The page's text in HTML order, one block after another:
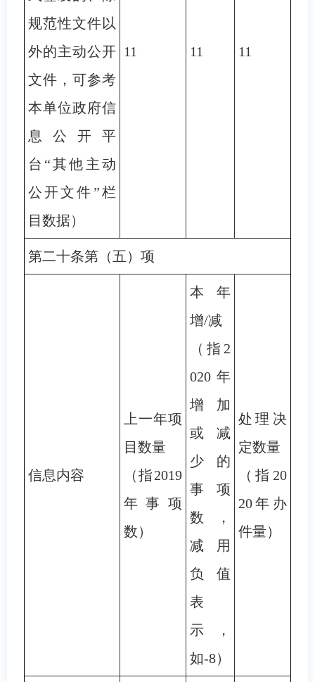
规范性文件以
外的主动公开
文件，可参考
本单位政府信
息公开平
台“其他主动
公开文件”栏
目数据）
11 11 11
第二十条第（五）项
信息内容
上一年项
目数量
（指2019
年事项
数）
本年
增/减
（指2
020年
增加
或减
少的
事项
数，
减用
负值
表
示，
如-8）
处理决
定数量
（指20
20年办
件量）